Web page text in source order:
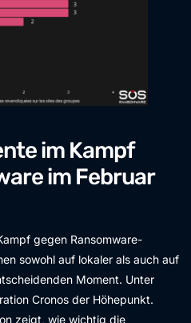
im Kampf
im Februar
gegen Ransomware-
sowohl auf lokaler als auch auf
Moment. Unter
Cronos der Höhepunkt.
zeigt, wie wichtig die